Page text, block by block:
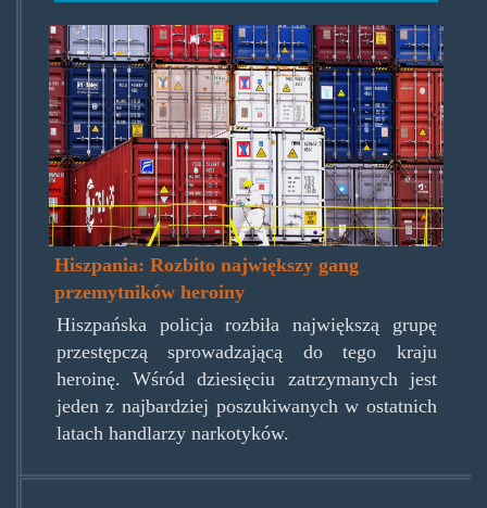
spanishheroinbust.jpg
Hiszpania: Rozbito największy gang
przemytników heroiny
Hiszpańska policja rozbiła największą grupę
przestępczą sprowadzającą do tego kraju
heroinę. Wśród dziesięciu zatrzymanych jest
jeden z najbardziej poszukiwanych w ostatnich
latach handlarzy narkotyków.